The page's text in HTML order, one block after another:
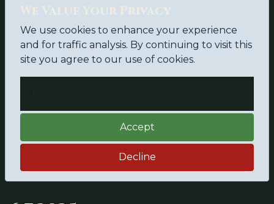
We Value Your Privacy
We use cookies to enhance your experience
and for traffic analysis. By continuing to visit this
site you agree to our use of cookies.
Accept
Decline